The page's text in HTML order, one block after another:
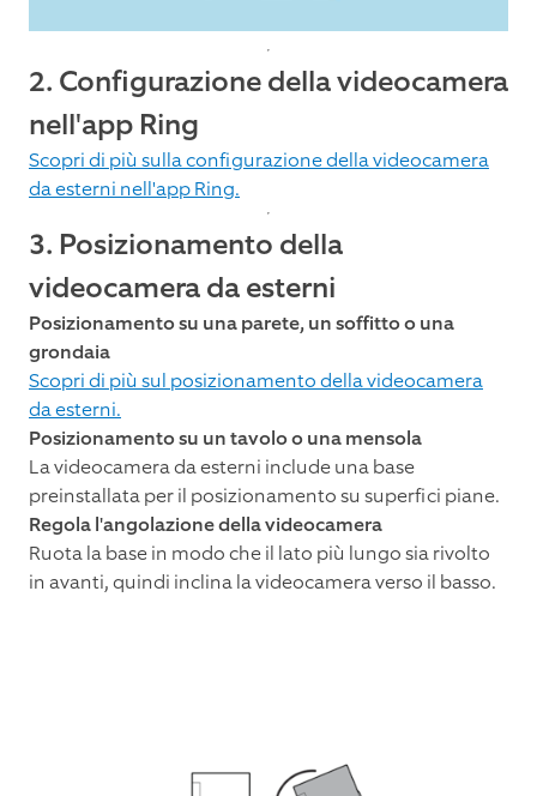
2. Configurazione della videocamera
nell'app Ring
Scopri di più sulla configurazione della videocamera
da esterni nell'app Ring.
3. Posizionamento della
videocamera da esterni
Posizionamento su una parete, un soffitto o una
grondaia
Scopri di più sul posizionamento della videocamera
da esterni.
Posizionamento su un tavolo o una mensola
La videocamera da esterni include una base
preinstallata per il posizionamento su superfici piane.
Regola l'angolazione della videocamera
Ruota la base in modo che il lato più lungo sia rivolto
in avanti, quindi inclina la videocamera verso il basso.